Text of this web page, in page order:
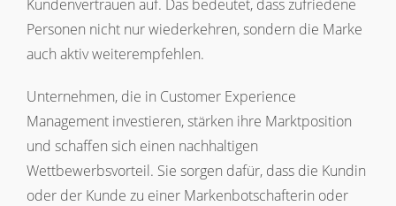
Kundenvertrauen auf. Das bedeutet, dass zufriedene
Personen nicht nur wiederkehren, sondern die Marke
auch aktiv weiterempfehlen.
Unternehmen, die in Customer Experience
Management investieren, stärken ihre Marktposition
und schaffen sich einen nachhaltigen
Wettbewerbsvorteil. Sie sorgen dafür, dass die Kundin
oder der Kunde zu einer Markenbotschafterin oder